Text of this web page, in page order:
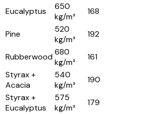
Eucalyptus
650
kg/m³
168
Pine
520
kg/m³
192
Rubberwood680
kg/m³
161
Styrax +
Acacia
540
kg/m³
190
Styrax +
Eucalyptus
575
kg/m³
179